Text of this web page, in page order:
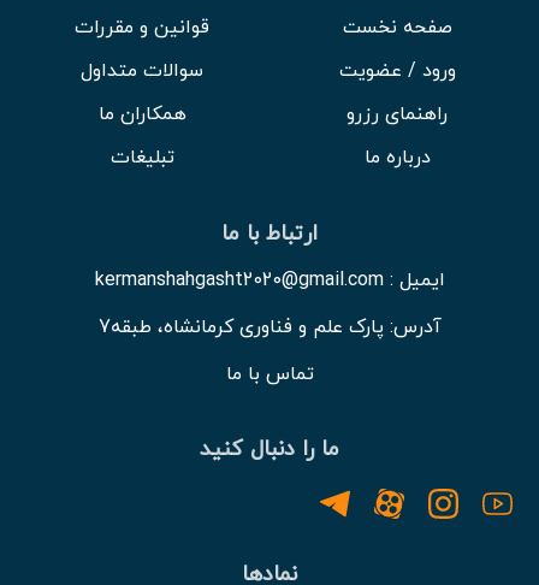
صفحه نخست
ورود / عضویت
راهنمای رزرو
درباره ما
قوانین و مقررات
سوالات متداول
همکاران ما
تبلیغات
ارتباط با ما
ایمیل : kermanshahgasht2020@gmail.com
آدرس: پارک علم و فناوری کرمانشاه، طبقه7
تماس با ما
ما را دنبال کنید
نمادها